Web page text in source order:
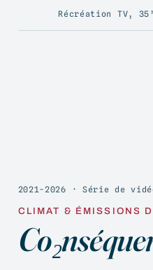
Récréation TV, 35’
2021-2026 · Série de
CLIMAT & ÉMISSIONS